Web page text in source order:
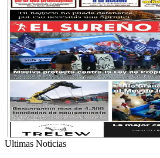
Ultimas Noticias